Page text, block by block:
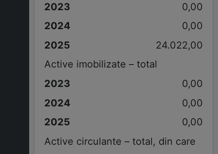
0,00
0,00
24.022,00
Active imobilizate – total
0,00
0,00
0,00
Active circulante – total, din care